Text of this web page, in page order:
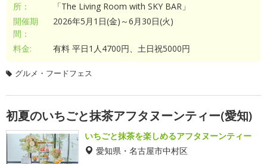
所：
「The Living Room with SKY BAR」
開催期
間：
2026年5月1日(金)～6月30日(火)
料金: 有料 平日1人4700円、土日祝5000円
グルメ・フードフェス
初夏のいちごと抹茶アフタヌーンティー(愛知)
いちごと抹茶を楽しめるアフタヌーンティー
愛知県・名古屋市中村区